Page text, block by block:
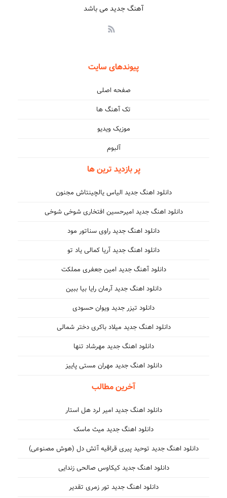
آهنگ جدید می باشد
پیوندهای سایت
صفحه اصلی
تک آهنگ ها
موزیک ویدیو
آلبوم
پر بازدید ترین ها
دانلود اهنگ جدید الیاس یالچینتاش مجنون
دانلود اهنگ جدید امیرحسین افتخاری شوخی شوخی
دانلود اهنگ جدید راوی سناتور مود
دانلود اهنگ جدید آریا کمالی یاد تو
دانلود آهنگ جدید امین جعفری مملکت
دانلود اهنگ جدید آرمان رایا بیا ببین
دانلود تیزر جدید ویوان حسودی
دانلود اهنگ جدید میلاد باکری دختر شمالی
دانلود اهنگ جدید مهرشاد تنها
دانلود اهنگ جدید مهران مستی پاییز
آخرین مطالب
دانلود اهنگ جدید امیر لرد هل استار
دانلود اهنگ جدید میث ماسک
دانلود اهنگ جدید توحید پیری قراقیه آتش دل (هوش مصنوعی)
دانلود اهنگ جدید کیکاوس صالحی زندایی
دانلود اهنگ جدید تور زمری تقدیر